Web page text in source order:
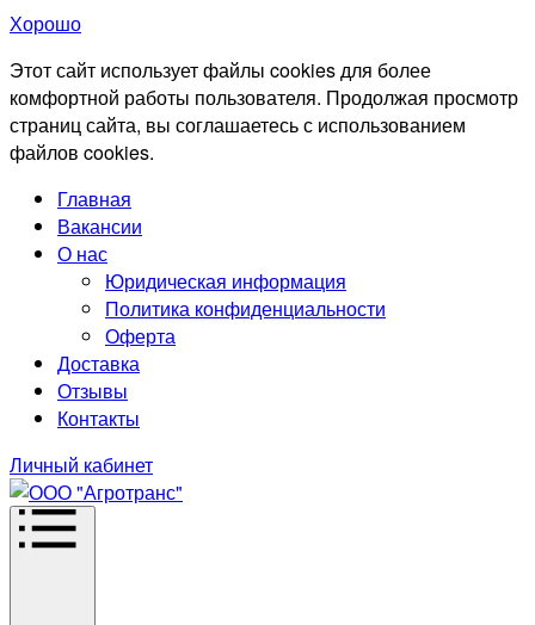
Хорошо
Этот сайт использует файлы cookies для более
комфортной работы пользователя. Продолжая просмотр
страниц сайта, вы соглашаетесь с использованием
файлов cookies.
Главная
Вакансии
О нас
Юридическая информация
Политика конфиденциальности
Оферта
Доставка
Отзывы
Контакты
Личный кабинет